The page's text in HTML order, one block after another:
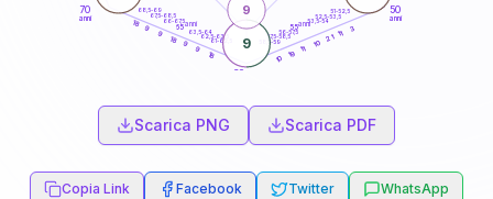
50
anni
60
70
anni
51-52,5
52,5-53,5
53,5-54
56-57,5
57,5-58,5
58,5-59
61-62,5
62,5-63,5
63,5-64
66-67,5
67,5-68,5
68,5-69
3
11
21
10
11
19
10
18
9
9
18
9
9
18
9
9
55anni
65anni
Scarica PNG Scarica PDF
Copia Link Facebook Twitter WhatsApp